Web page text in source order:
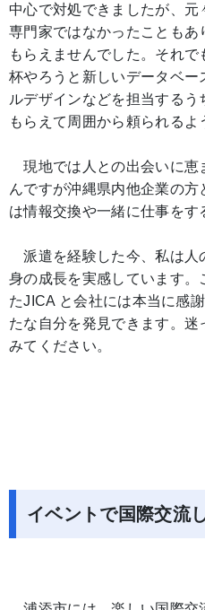
中心で対処できましたが、
専門家ではなかったこともあ
もらえませんでした。それ
杯やろうと新しいデータベ
ルデザインなどを担当する
もらえて周囲から頼られるよ
現地では人との出会いに恵
んですが沖縄県内他企業の
は情報交換や一緒に仕事をす
派遣を経験した今、私は人
身の成長を実感しています
たJICA と会社には本当に感
たな自分を発見できます。
みてください。
イベントで国際交流